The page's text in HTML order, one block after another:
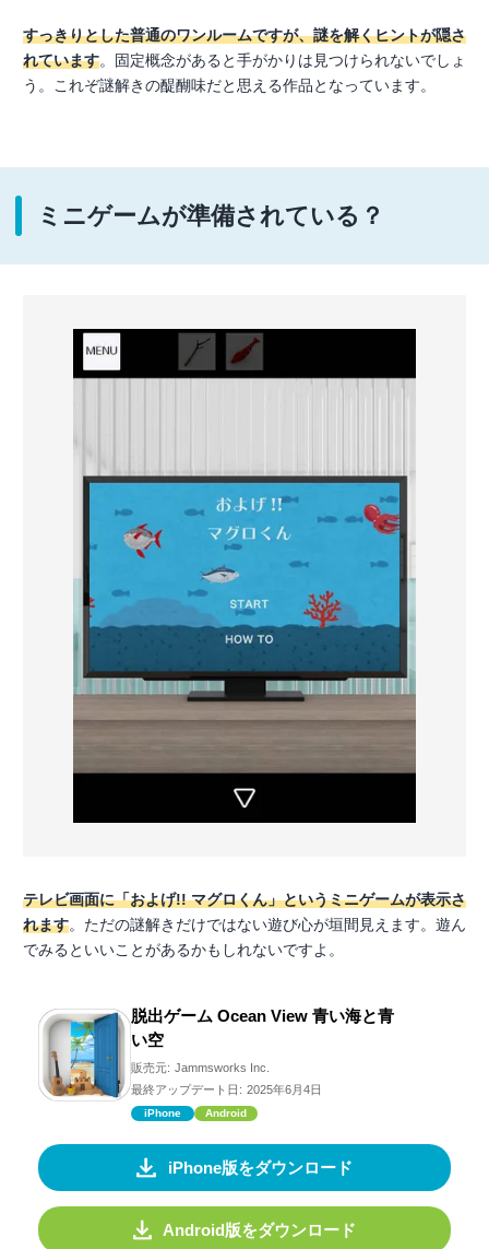
すっきりとした普通のワンルームですが、謎を解くヒントが隠さ
れています。固定概念があると手がかりは見つけられないでしょ
う。これぞ謎解きの醍醐味だと思える作品となっています。
ミニゲームが準備されている？
テレビ画面に「およげ!! マグロくん」というミニゲームが表示さ
れます。ただの謎解きだけではない遊び心が垣間見えます。遊ん
でみるといいことがあるかもしれないですよ。
脱出ゲーム Ocean View 青い海と青
い空
販売元: Jammsworks Inc.
最終アップデート日: 2025年6月4日
iPhone Android
iPhone版をダウンロード
Android版をダウンロード